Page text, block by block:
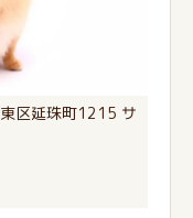
区延珠町1215 サ